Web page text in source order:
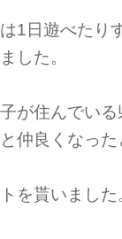
1日遊べたり
した。
が住んでい
仲良くなっ
を貰いました